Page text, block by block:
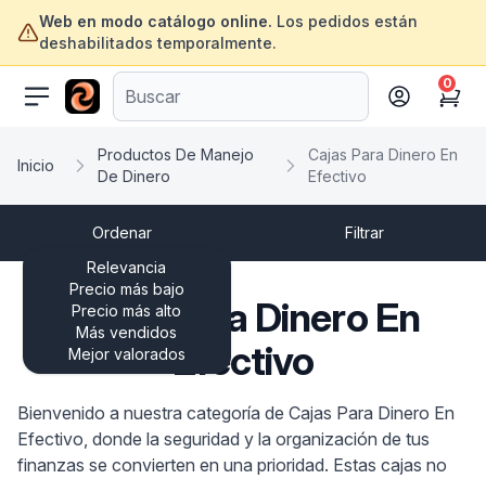
Web en modo catálogo online. Los pedidos están
deshabilitados temporalmente.
ofertasinformatica.com
Cart
0
Inicio
Productos De Manejo
De Dinero
Cajas Para Dinero En
Efectivo
Ordenar
Relevancia
Precio más bajo
Precio más alto
Más vendidos
Mejor valorados
Filtrar
Cajas Para Dinero En
Efectivo
Bienvenido a nuestra categoría de Cajas Para Dinero En
Efectivo, donde la seguridad y la organización de tus
finanzas se convierten en una prioridad. Estas cajas no